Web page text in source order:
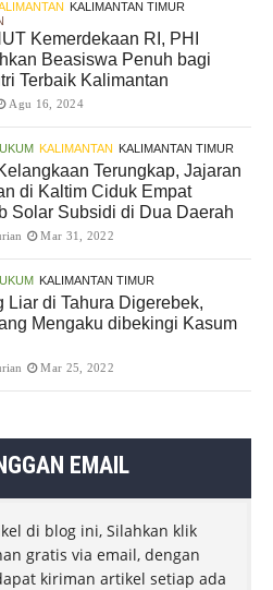
KALIMANTAN TIMUR
Kemerdekaan RI, PHI
Beasiswa Penuh bagi
Terbaik Kalimantan
Agu 16, 2024
KALIMANTAN KALIMANTAN TIMUR
Terungkap, Jajaran
di Kaltim Ciduk Empat
Solar Subsidi di Dua Daerah
Mar 31, 2022
KALIMANTAN TIMUR
Liar di Tahura Digerebek,
Mengaku dibekingi Kasum
Mar 25, 2022
EMAIL
di blog ini, Silahkan klik
gratis via email, dengan
kiriman artikel setiap ada